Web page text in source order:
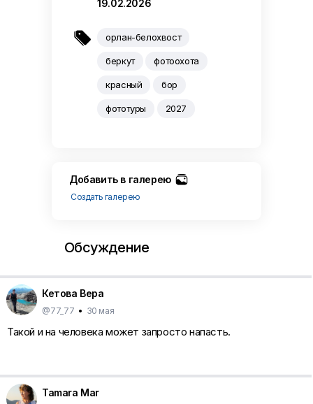
19.02.2026
 орлан-белохвост
беркут фотоохота
красный бор
фототуры 2027
Добавить в галерею
Создать галерею
Обсуждение
Кетова Вера
@77_77 • 30 мая
Такой и на человека может запросто напасть.
Tamara Mar